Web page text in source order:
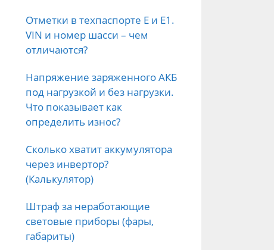
Отметки в техпаспорте E и E1.
VIN и номер шасси – чем
отличаются?
Напряжение заряженного АКБ
под нагрузкой и без нагрузки.
Что показывает как
определить износ?
Сколько хватит аккумулятора
через инвертор?
(Калькулятор)
Штраф за неработающие
световые приборы (фары,
габариты)